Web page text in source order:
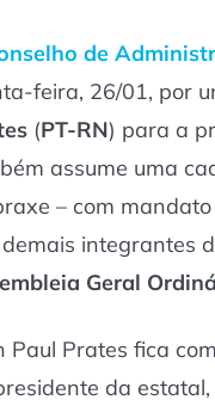
de
feira, 26/01, por
(PT-RN) para a
assume uma
– com
integrantes
Geral
Paul Prates fica
da estatal,